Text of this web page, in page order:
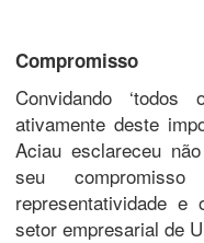
Compromisso
Convidando
ativamente deste
Aciau esclareceu
seu
representatividade e
setor empresarial de